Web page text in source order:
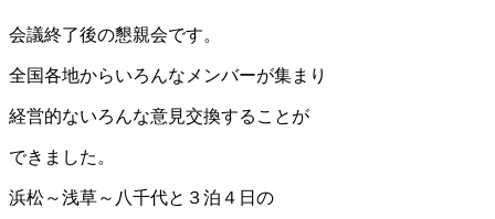
会議終了後の懇親会です。
全国各地からいろんなメンバーが集まり
経営的ないろんな意見交換することが
できました。
浜松～浅草～八千代と３泊４日の